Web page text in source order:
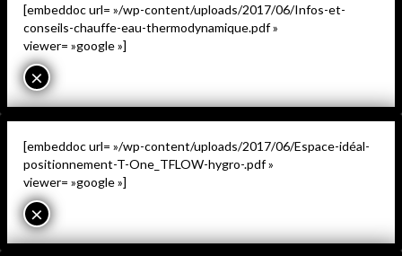
[embeddoc url= »/wp-content/uploads/2017/06/Infos-et-
conseils-chauffe-eau-thermodynamique.pdf »
viewer= »google »]
×
[embeddoc url= »/wp-content/uploads/2017/06/Espace-idéal-
positionnement-T-One_TFLOW-hygro-.pdf »
viewer= »google »]
×